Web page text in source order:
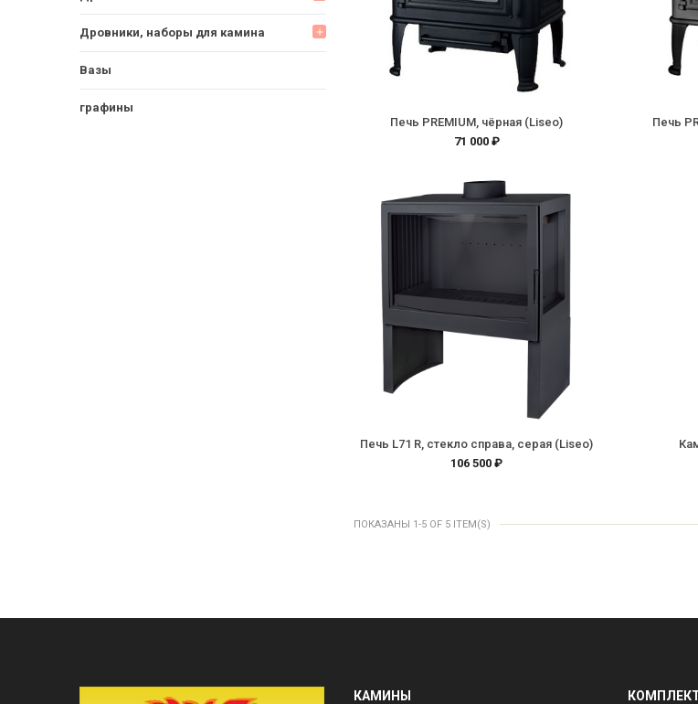
Дровники, наборы для камина add
Вазы
графины
Печь PREMIUM, чёрная (Liseo)
71 000 ₽
Печь
Печь L71 R, стекло справа, серая (Liseo)
106 500 ₽
ПОКАЗАНЫ 1-5 OF 5 ITEM(S)
КАМИНЫ